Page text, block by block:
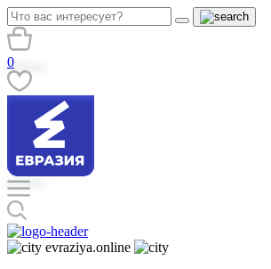
0
evraziya.online